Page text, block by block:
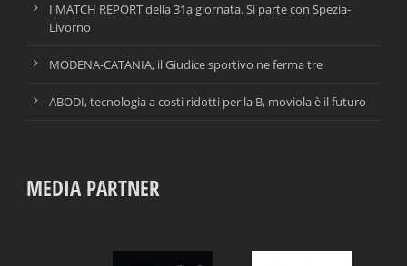
I MATCH REPORT della 31a giornata. Si parte con Spezia-
Livorno
MODENA-CATANIA, il Giudice sportivo ne ferma tre
ABODI, tecnologia a costi ridotti per la B, moviola è il futuro
MEDIA PARTNER